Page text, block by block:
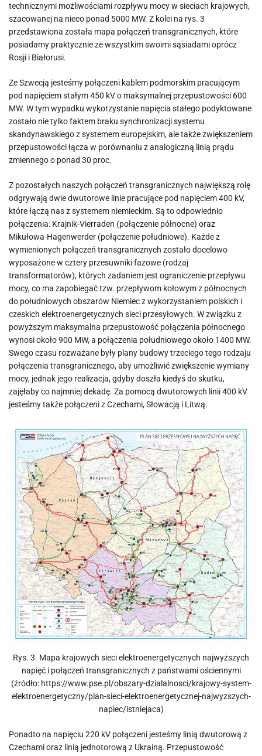
technicznymi możliwościami rozpływu mocy w sieciach krajowych,
szacowanej na nieco ponad 5000 MW. Z kolei na rys. 3
przedstawiona została mapa połączeń transgranicznych, które
posiadamy praktycznie ze wszystkim swoimi sąsiadami oprócz
Rosji i Białorusi.
Ze Szwecją jesteśmy połączeni kablem podmorskim pracującym
pod napięciem stałym 450 kV o maksymalnej przepustowości 600
MW. W tym wypadku wykorzystanie napięcia stałego podyktowane
zostało nie tylko faktem braku synchronizacji systemu
skandynawskiego z systemem europejskim, ale także zwiększeniem
przepustowości łącza w porównaniu z analogiczną linią prądu
zmiennego o ponad 30 proc.
Z pozostałych naszych połączeń transgranicznych największą rolę
odgrywają dwie dwutorowe linie pracujące pod napięciem 400 kV,
które łączą nas z systemem niemieckim. Są to odpowiednio
połączenia: Krajnik-Vierraden (połączenie północne) oraz
Mikułowa-Hagenwerder (połączenie południowe). Każde z
wymienionych połączeń transgranicznych zostało docelowo
wyposażone w cztery przesuwniki fazowe (rodzaj
transformatorów), których zadaniem jest ograniczenie przepływu
mocy, co ma zapobiegać tzw. przepływom kołowym z północnych
do południowych obszarów Niemiec z wykorzystaniem polskich i
czeskich elektroenergetycznych sieci przesyłowych. W związku z
powyższym maksymalna przepustowość połączenia północnego
wynosi około 900 MW, a połączenia południowego około 1400 MW.
Swego czasu rozważane były plany budowy trzeciego tego rodzaju
połączenia transgranicznego, aby umożliwić zwiększenie wymiany
mocy, jednak jego realizacja, gdyby doszła kiedyś do skutku,
zajęłaby co najmniej dekadę. Za pomocą dwutorowych linii 400 kV
jesteśmy także połączeni z Czechami, Słowacją i Litwą.
Rys. 3. Mapa krajowych sieci elektroenergetycznych najwyższych
napięć i połączeń transgranicznych z państwami ościennymi
(źródło: https://www.pse.pl/obszary-dzialalnosci/krajowy-system-
elektroenergetyczny/plan-sieci-elektroenergetycznej-najwyzszych-
napiec/istniejaca)
Ponadto na napięciu 220 kV połączeni jesteśmy linią dwutorową z
Czechami oraz linią jednotorową z Ukrainą. Przepustowość